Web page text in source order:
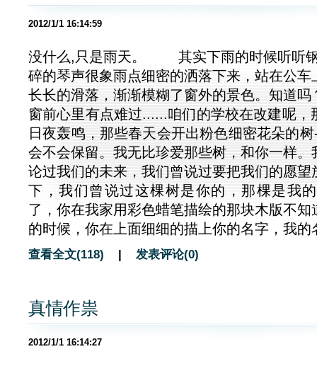
2012/1/1 16:14:59
没什么,只是雨天。 其实下雨的时候听听钢
碎的琴声很象雨点细密的洒落下来，站在公车
长长的滑落，渐渐模糊了窗外的景色。知道吗
窗前心里有点难过......咱们的学校在改建呢，
日夜轰鸣，那些春天会开出粉色细密花朵的
会不会保留。我无比珍爱那些树，和你一样。
论过我们的未来，我们曾说过要把我们的愿望
下，我们曾说过这棵树是你的，那棵是
了，你在我家用彩色蜡笔描绘的那块木版不
的时候，你在上面细细的描上你的名字，我的
查看全文(118) | 发表评论(0)
真情作祟
2012/1/1 16:14:27